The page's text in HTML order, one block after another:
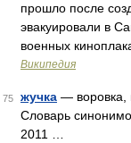
прошло после
эвакуировали в
военных
Википедия
75 жучка — воровка,
Словарь
2011 …